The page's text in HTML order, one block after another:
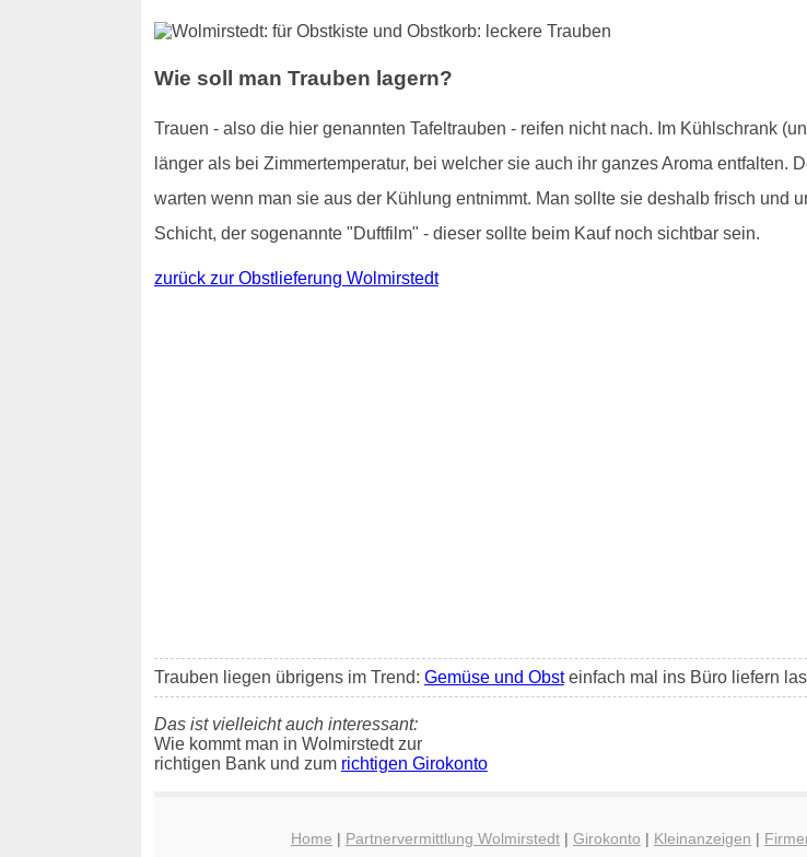
Wie soll man Trauben lagern?
Trauen - also die hier genannten Tafeltrauben - reifen nicht nach. Im Kühlschrank
länger als bei Zimmertemperatur, bei welcher sie auch ihr ganzes Aroma entfalten.
warten wenn man sie aus der Kühlung entnimmt. Man sollte sie deshalb frisch und
Schicht, der sogenannte "Duftfilm" - dieser sollte beim Kauf noch sichtbar sein.
zurück zur Obstlieferung Wolmirstedt
Trauben liegen übrigens im Trend: Gemüse und Obsteinfach mal ins Büro liefern
Das ist vielleicht auch interessant:
Wie kommt man in Wolmirstedt zur
richtigen Bank und zum richtigen Girokonto
Home | Partnervermittlung Wolmirstedt| Girokonto | Kleinanzeigen |